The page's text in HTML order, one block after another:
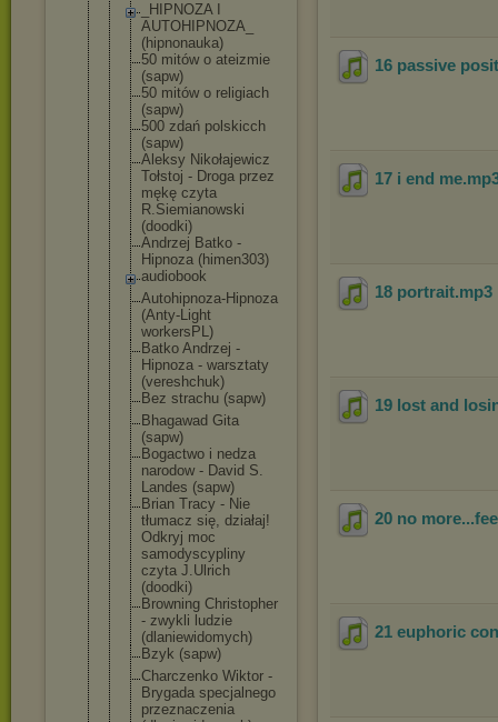
_HIPNOZA I
AUTOHIPNOZA
(hipnonauka)
50 mitów o ateizmie
(sapw)
50 mitów o religiach
(sapw)
500 zdań polskicch
(sapw)
Aleksy Nikołajewicz
Tołstoj - Droga przez
mękę czyta
R.Siemianowski
(doodki)
Andrzej Batko -
Hipnoza (himen303)
audiobook
Autohipnoza-Hipnoza
(Anty-Light
workersPL)
Batko Andrzej -
Hipnoza - warsztaty
(vereshchuk)
Bez strachu (sapw)
Bhagawad Gita
(sapw)
Bogactwo i nedza
narodow - David S.
Landes (sapw)
Brian Tracy - Nie
tłumacz się, działaj!
Odkryj moc
samodyscypl iny
czyta J.Ulrich
(doodki)
Browning Christopher
- zwykli ludzie
(dlaniewidomych)
Bzyk (sapw)
Charczenko Wiktor -
Brygada specjalnego
przeznaczenia
16 passive
17 i end me
18 portrait.mp3
19 lost and
20 no
21 euphoric